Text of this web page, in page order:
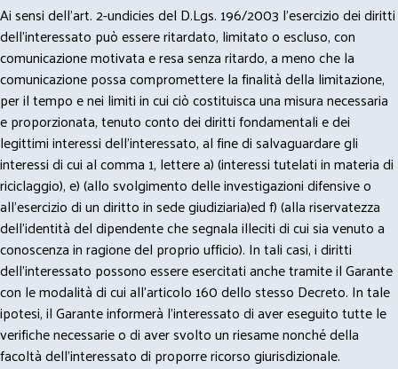
Ai sensi dell’art. 2-undicies del D.Lgs. 196/2003 l’esercizio dei diritti
dell’interessato può essere ritardato, limitato o escluso, con
comunicazione motivata e resa senza ritardo, a meno che la
comunicazione possa compromettere la finalità della limitazione,
per il tempo e nei limiti in cui ciò costituisca una misura necessaria
e proporzionata, tenuto conto dei diritti fondamentali e dei
legittimi interessi dell’interessato, al fine di salvaguardare gli
interessi di cui al comma 1, lettere a) (interessi tutelati in materia di
riciclaggio), e) (allo svolgimento delle investigazioni difensive o
all’esercizio di un diritto in sede giudiziaria)ed f) (alla riservatezza
dell’identità del dipendente che segnala illeciti di cui sia venuto a
conoscenza in ragione del proprio ufficio). In tali casi, i diritti
dell’interessato possono essere esercitati anche tramite il Garante
con le modalità di cui all’articolo 160 dello stesso Decreto. In tale
ipotesi, il Garante informerà l’interessato di aver eseguito tutte le
verifiche necessarie o di aver svolto un riesame nonché della
facoltà dell’interessato di proporre ricorso giurisdizionale.